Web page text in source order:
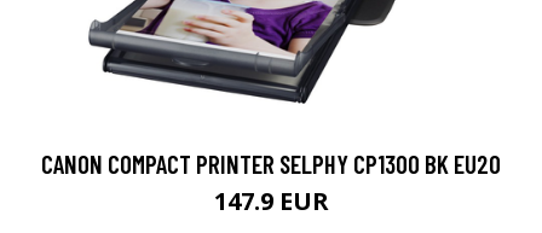
CANON COMPACT PRINTER SELPHY CP1300 BK EU20
147.9 EUR